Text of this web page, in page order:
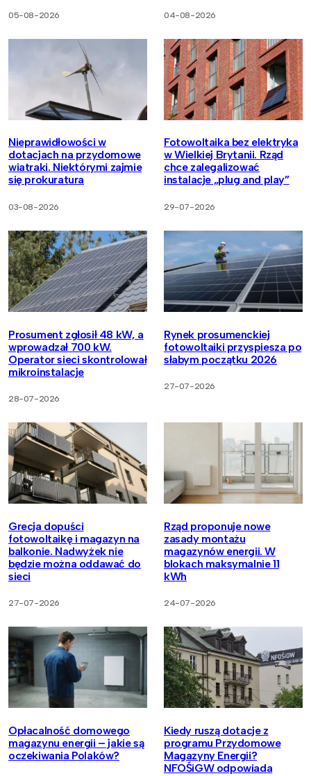
05-08-2026 04-08-2026
Nieprawidłowości w
dotacjach na przydomowe
wiatraki. Niektórymi zajmie
się prokuratura
03-08-2026
Fotowoltaika bez elektryka
w Wielkiej Brytanii. Rząd
chce zalegalizować
instalacje „plug and play”
29-07-2026
Prosument zgłosił 48 kW, a
wprowadzał 700 kW.
Operator sieci skontrolował
mikroinstalacje
28-07-2026
Rynek prosumenckiej
fotowoltaiki przyspiesza po
słabym początku 2026
27-07-2026
Grecja dopuści
fotowoltaikę i magazyn na
balkonie. Nadwyżek nie
będzie można oddawać do
sieci
27-07-2026
Rząd proponuje nowe
zasady montażu
magazynów energii. W
blokach maksymalnie 11
kWh
24-07-2026
Opłacalność domowego
magazynu energii – jakie są
oczekiwania Polaków?
Kiedy ruszą dotacje z
programu Przydomowe
Magazyny Energii?
NFOŚiGW odpowiada